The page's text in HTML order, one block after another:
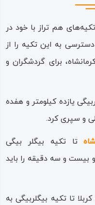
برای این تکیه و برای
آن یعنی «عبدالله‌ خان
به دستور و به پشتوانه
تکیه زده، که امروزه
است. نام معمار این اثر
دست زده است.
و از رجال کشوری در اواخر
عضوی از اعضای مجلس
هم‌ تراز با خود در
به این تکیه را از
برای گردشگران و
یازده کیلومتر و هفده
و سپری کرد.
تا تکیه بیگلر بیگی
و بیست‌ و سه دقیقه را باید
تا تکیه بیگلربیگی به